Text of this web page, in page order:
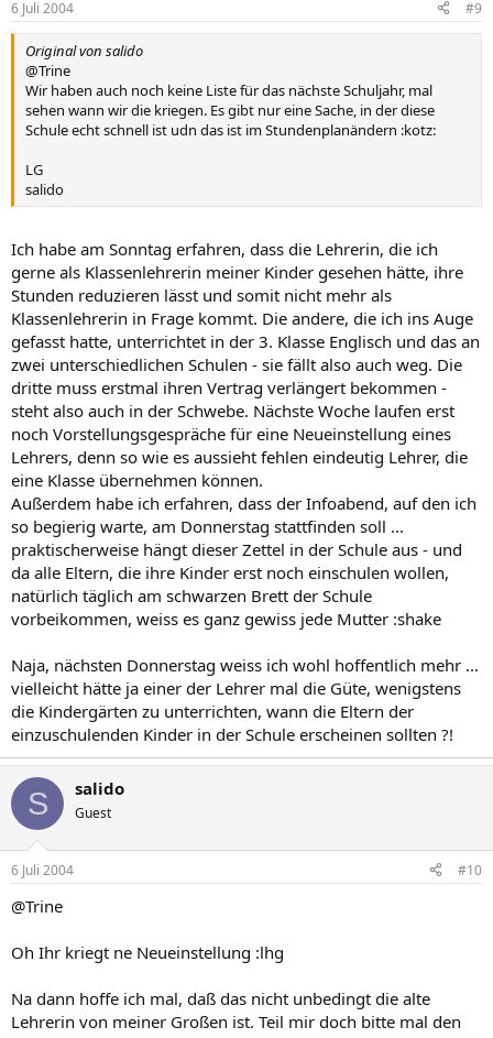
6 Juli 2004 #9
Original von salido
@Trine
Wir haben auch noch keine Liste für das nächste Schuljahr, mal
sehen wann wir die kriegen. Es gibt nur eine Sache, in der diese
Schule echt schnell ist udn das ist im Stundenplanändern :kotz:
LG
salido
Ich habe am Sonntag erfahren, dass die Lehrerin, die ich
gerne als Klassenlehrerin meiner Kinder gesehen hätte, ihre
Stunden reduzieren lässt und somit nicht mehr als
Klassenlehrerin in Frage kommt. Die andere, die ich ins Auge
gefasst hatte, unterrichtet in der 3. Klasse Englisch und das an
zwei unterschiedlichen Schulen - sie fällt also auch weg. Die
dritte muss erstmal ihren Vertrag verlängert bekommen -
steht also auch in der Schwebe. Nächste Woche laufen erst
noch Vorstellungsgespräche für eine Neueinstellung eines
Lehrers, denn so wie es aussieht fehlen eindeutig Lehrer, die
eine Klasse übernehmen können.
Außerdem habe ich erfahren, dass der Infoabend, auf den ich
so begierig warte, am Donnerstag stattfinden soll ...
praktischerweise hängt dieser Zettel in der Schule aus - und
da alle Eltern, die ihre Kinder erst noch einschulen wollen,
natürlich täglich am schwarzen Brett der Schule
vorbeikommen, weiss es ganz gewiss jede Mutter :shake
Naja, nächsten Donnerstag weiss ich wohl hoffentlich mehr ...
vielleicht hätte ja einer der Lehrer mal die Güte, wenigstens
die Kindergärten zu unterrichten, wann die Eltern der
einzuschulenden Kinder in der Schule erscheinen sollten ?!
S salido
Guest
6 Juli 2004 #10
@Trine
Oh Ihr kriegt ne Neueinstellung :lhg
Na dann hoffe ich mal, daß das nicht unbedingt die alte
Lehrerin von meiner Großen ist. Teil mir doch bitte mal den